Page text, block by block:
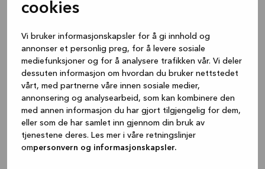
cookies
Vi bruker informasjonskapsler for å gi innhold og
annonser et personlig preg, for å levere sosiale
mediefunksjoner og for å analysere trafikken vår. Vi deler
dessuten informasjon om hvordan du bruker nettstedet
vårt, med partnerne våre innen sosiale medier,
annonsering og analysearbeid, som kan kombinere den
med annen informasjon du har gjort tilgjengelig for dem,
eller som de har samlet inn gjennom din bruk av
tjenestene deres. Les mer i våre retningslinjer
ompersonvern og informasjonskapsler.